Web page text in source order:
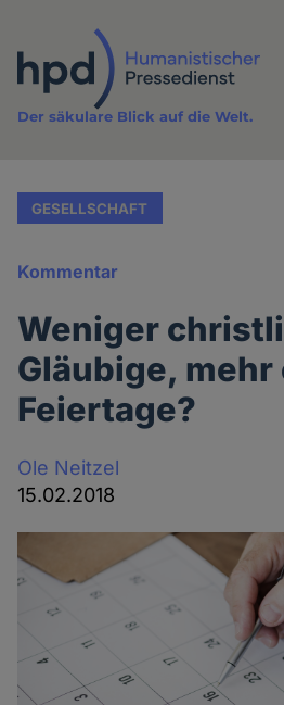
Inhalt
Der säkulare Blick auf die Welt.
GESELLSCHAFT
Kommentar
Weniger
Gläubige,
Feiertage?
Ole Neitzel
15.02.2018